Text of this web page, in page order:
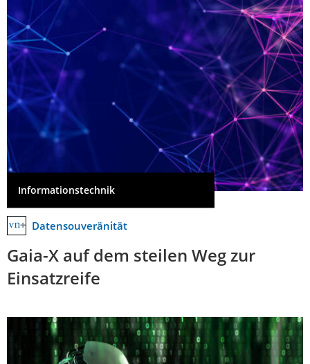
Informationstechnik
Datensouveränität
Gaia-X auf dem steilen Weg zur
Einsatzreife